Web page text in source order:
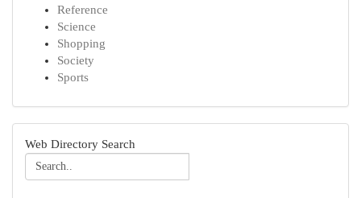
Reference
Science
Shopping
Society
Sports
Web Directory Search